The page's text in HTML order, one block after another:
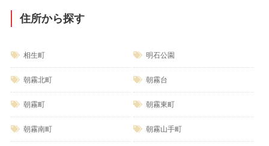
住所から探す
相生町 明石公園
朝霧北町 朝霧台
朝霧町 朝霧東町
朝霧南町 朝霧山手町